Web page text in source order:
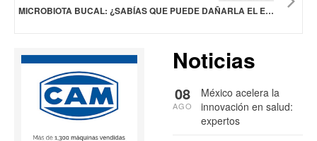
MICROBIOTA BUCAL: ¿SABÍAS QUE PUEDE DAÑARLA EL EXCESO DE LIMPIEZA?
Noticias
México acelera la
innovación en salud:
expertos
08
AGO